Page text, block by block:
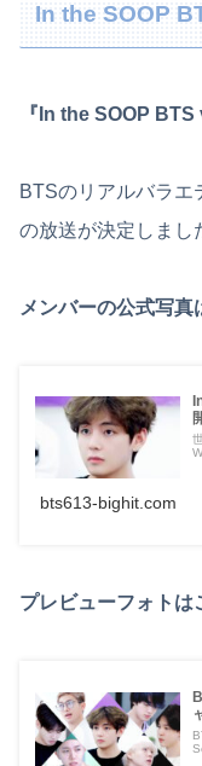
In the SOOP
『In the SOOP BTS
BTSのリアルバラエ
の放送が決定しまし
メンバーの公式写真
bts613-bighit.com
プレビューフォトは